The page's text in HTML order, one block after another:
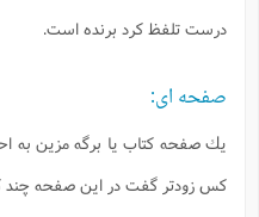
درست تلفظ كرد برنده است.
صفحه اى:
يك صفحه كتاب يا برگه مزين به
كس زودتر گفت در اين صفحه چند